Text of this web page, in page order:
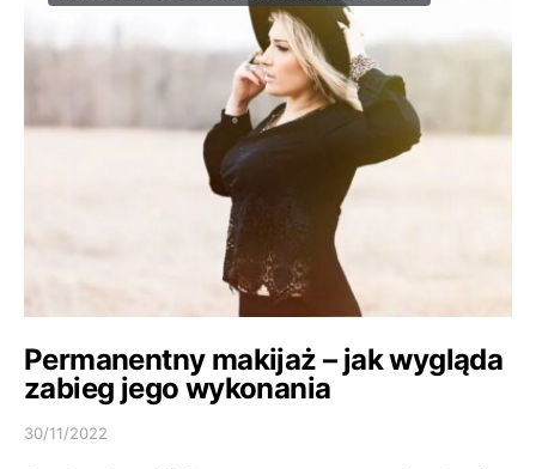
Permanentny makijaż – jak wygląda
zabieg jego wykonania
30/11/2022